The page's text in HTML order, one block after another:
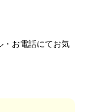
・お電話にてお気